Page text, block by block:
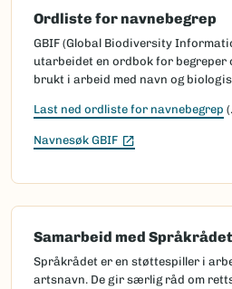
Ordliste for navnebegrep
GBIF (Global Biodiversity
utarbeidet en ordbok for begreper
brukt i arbeid med navn og
Last ned ordliste for navnebegrep
Navnesøk GBIF (Ekstern lenke)
Samarbeid med Språkrådet
Språkrådet er en støttespiller i
artsnavn. De gir særlig råd om